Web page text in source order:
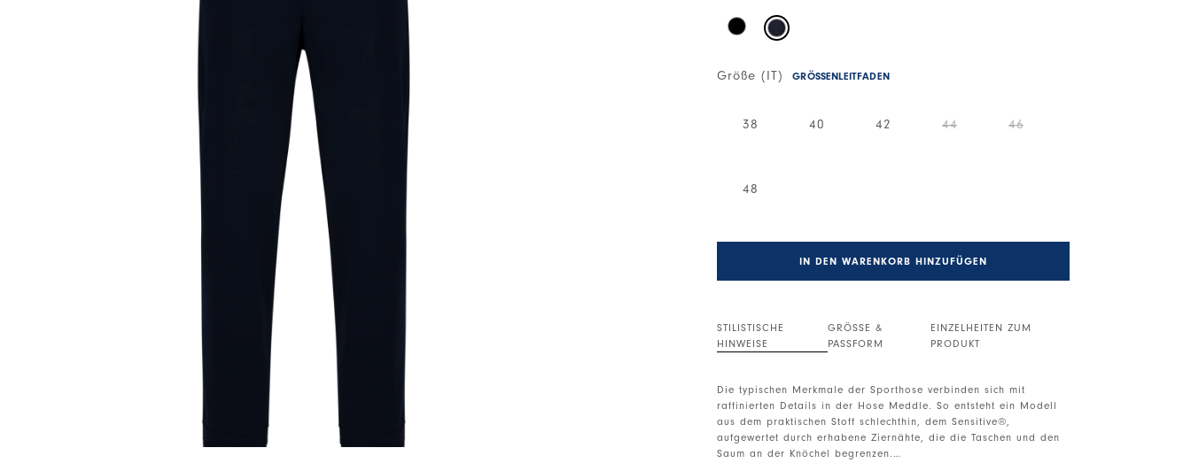
Größe (IT) GRÖSSENLEITFADEN
38 40 42 44 46
48
IN DEN WARENKORB HINZUFÜGEN
STILISTISCHE
HINWEISE
GRÖSSE &
PASSFORM
EINZELHEITEN ZUM
PRODUKT
Die typischen Merkmale der Sporthose verbinden sich mit
raffinierten Details in der Hose Meddle. So entsteht ein Modell
aus dem praktischen Stoff schlechthin, dem Sensitive®,
aufgewertet durch erhabene Ziernähte, die die Taschen und den
Saum an der Knöchel begrenzen.